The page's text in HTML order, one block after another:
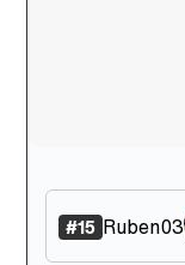
#15 Ruben03